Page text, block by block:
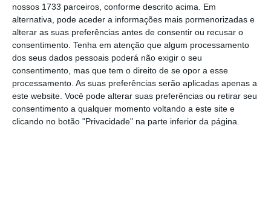
nossos 1733 parceiros, conforme descrito acima. Em
alternativa, pode aceder a informações mais pormenorizadas e
alterar as suas preferências antes de consentir ou recusar o
consentimento. Tenha em atenção que algum processamento
dos seus dados pessoais poderá não exigir o seu
consentimento, mas que tem o direito de se opor a esse
processamento. As suas preferências serão aplicadas apenas a
este website. Você pode alterar suas preferências ou retirar seu
consentimento a qualquer momento voltando a este site e
clicando no botão "Privacidade" na parte inferior da página.
sistema para alcançar a sua melhoria”, vincou
a ministra, dizendo ser contra o regresso a
formas de sorteio arcaicas como seja o
sorteio das bolas.
Operação Lex: Irregularidades “serão investigadas”,
diz PGR
Ler Mais